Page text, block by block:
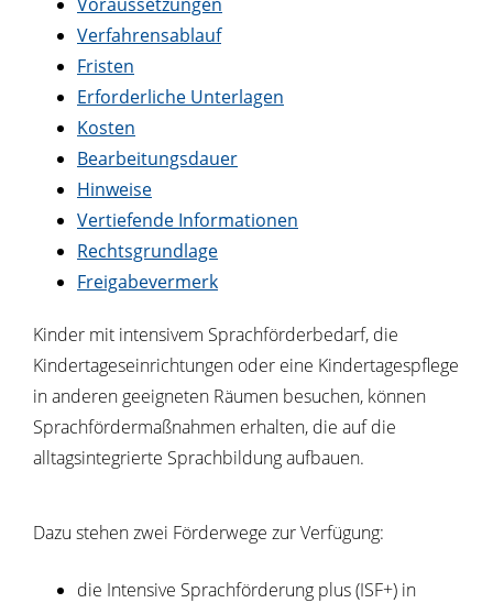
Verfahrensablauf
Fristen
Erforderliche Unterlagen
Kosten
Bearbeitungsdauer
Hinweise
Vertiefende Informationen
Rechtsgrundlage
Freigabevermerk
Kinder mit intensivem Sprachförderbedarf, die
Kindertageseinrichtungen oder eine Kindertagespflege
in anderen geeigneten Räumen besuchen, können
Sprachfördermaßnahmen erhalten, die auf die
alltagsintegrierte Sprachbildung aufbauen.
Dazu stehen zwei Förderwege zur Verfügung:
die Intensive Sprachförderung plus (ISF+) in